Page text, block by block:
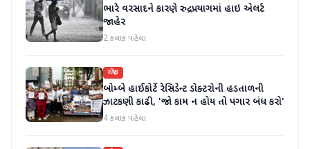
ભારે વરસાદને કારણે રુદ્રપ્રયાગમાં હાઇ એલર્ટ
જાહેર
2 કલાક પહેલા
રાષ્ટ્રીય
બોમ્બે હાઈકોર્ટે રેસિડેન્ટ ડોક્ટરોની હડતાળની
ઝાટકણી કાઢી, 'જો કામ ન હોય તો પગાર બંધ કરો'
4 કલાક પહેલા